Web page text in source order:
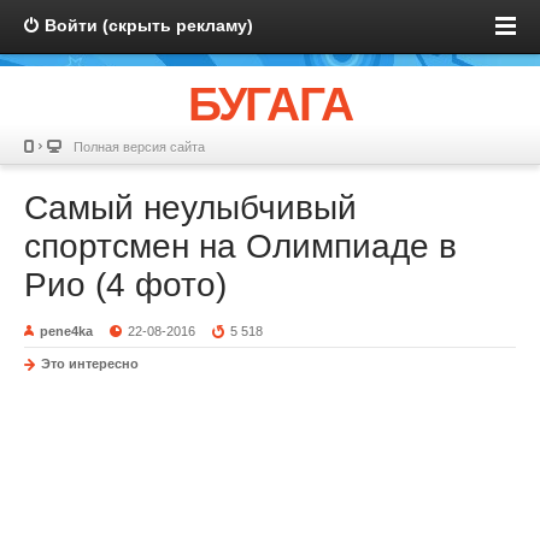
Войти (скрыть рекламу)
БУГАГА
Полная версия сайта
Самый неулыбчивый
спортсмен на Олимпиаде в
Рио (4 фото)
pene4ka 22-08-2016 5 518
Это интересно